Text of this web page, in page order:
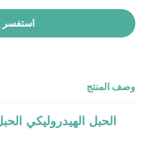
استفسر
وصف المنتج